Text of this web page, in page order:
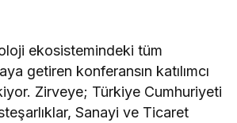
ekosistemindeki tüm
getiren konferansın katılımcı
Zirveye; Türkiye Cumhuriyeti
Sanayi ve Ticaret